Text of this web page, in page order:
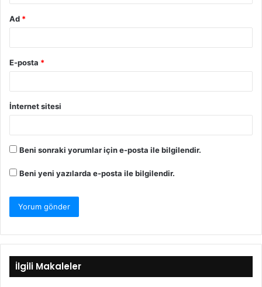
Ad *
E-posta *
İnternet sitesi
Beni sonraki yorumlar için e-posta ile bilgilendir.
Beni yeni yazılarda e-posta ile bilgilendir.
İlgili Makaleler